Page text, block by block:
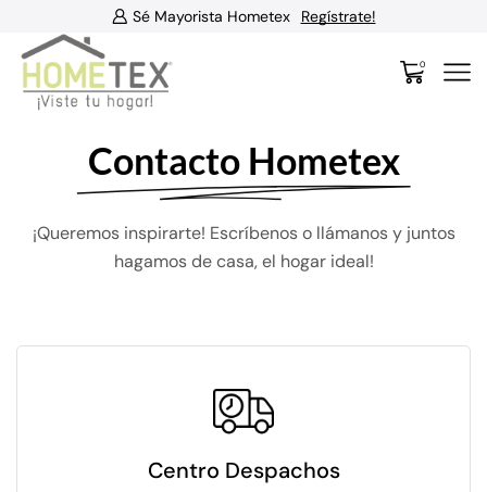
Sé Mayorista Hometex Regístrate!
0
Contacto Hometex
¡Queremos inspirarte! Escríbenos o llámanos y juntos
hagamos de casa, el hogar ideal!
Centro Despachos